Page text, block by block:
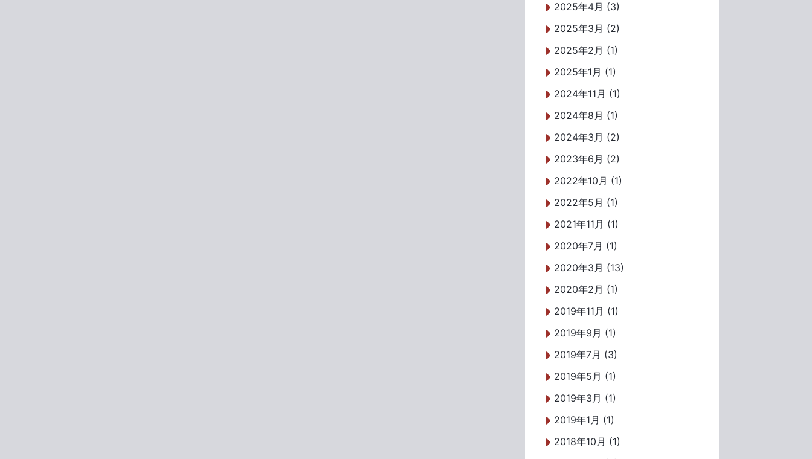
2025年4月 (3)
2025年3月 (2)
2025年2月 (1)
2025年1月 (1)
2024年11月 (1)
2024年8月 (1)
2024年3月 (2)
2023年6月 (2)
2022年10月 (1)
2022年5月 (1)
2021年11月 (1)
2020年7月 (1)
2020年3月 (13)
2020年2月 (1)
2019年11月 (1)
2019年9月 (1)
2019年7月 (3)
2019年5月 (1)
2019年3月 (1)
2019年1月 (1)
2018年10月 (1)